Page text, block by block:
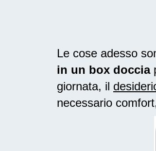
Le cose adesso
in un box doccia
giornata, il
necessario